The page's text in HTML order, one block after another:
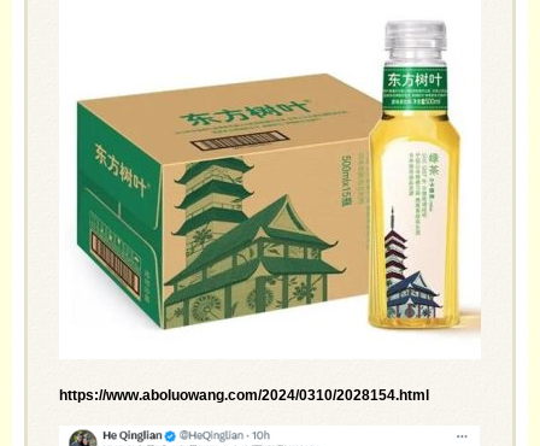
https://www.aboluowang.com/2024/0310/2028154.html